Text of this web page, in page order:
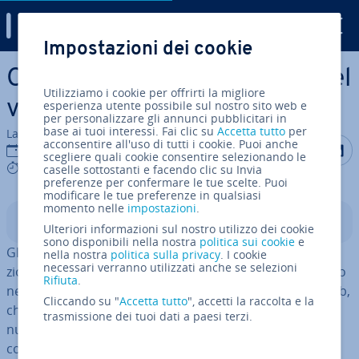
Vai al contenuto prin­ci­pa­le
Come inserire un icon font nel
vostro documento HTML
La redazione di IONOS
10 gen 2022
2 mins
Condividi
Indice
Gli icon font sono font vet­to­ria­li composti da icone fun­
zio­na­li invece che da lettere, come abbiamo già spiegato
nell’
. Gli svi­lup­pa­to­ri web,
che decidono di usare gli icon font, ap­pro­fit­ta­no dei
numerosi vantaggi delle icone vet­to­ria­li scalabili. Al
contrario dei font basati su pixel, quelli vet­to­ria­li
Impostazioni dei cookie
Utilizziamo i cookie per offrirti la migliore
esperienza utente possibile sul nostro sito web e
per personalizzare gli annunci pubblicitari in
base ai tuoi interessi. Fai clic suAccetta tutto per
acconsentire all'uso di tutti i cookie. Puoi anche
scegliere quali cookie consentire selezionando le
caselle sottostanti e facendo clic su Invia
preferenze per confermare le tue scelte. Puoi
modificare le tue preferenze in qualsiasi
momento nelle impostazioni.
Ulteriori informazioni sul nostro utilizzo dei cookie
sono disponibili nella nostra politica sui cookie e
nella nostra politica sulla privacy. I cookie
necessari verranno utilizzati anche se selezioni
Rifiuta.
Cliccando su "Accetta tutto", accetti la raccolta e la
trasmissione dei tuoi dati a paesi terzi.